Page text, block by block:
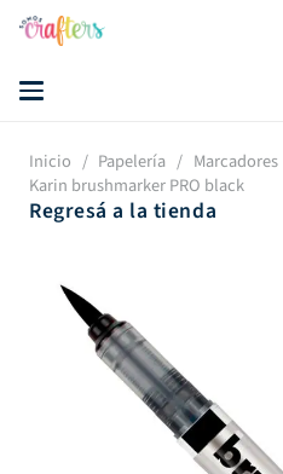
Inicio / Papelería / Marcadores
Karin brushmarker PRO black
Regresá a la tienda